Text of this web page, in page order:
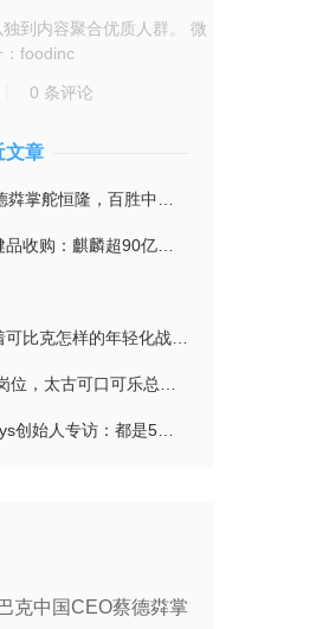
到内容聚合优质人群。 微
foodinc
0 条评论
文章
泸溪河迎来反转，帝亚吉欧裁减岗位计划发布，秋天第一杯奶茶爆单
姆和开市客等多渠道，为何超300亿资本一周内“疯抢”VMS？
克怎样的年轻化战略？
饮料下半年要打三场关键战役，帝亚吉欧新帅努力应对白酒市场影响
不会与麦当劳正面竞争，要公司上市或卖盘的建议不时出现
克中国CEO蔡德粦掌